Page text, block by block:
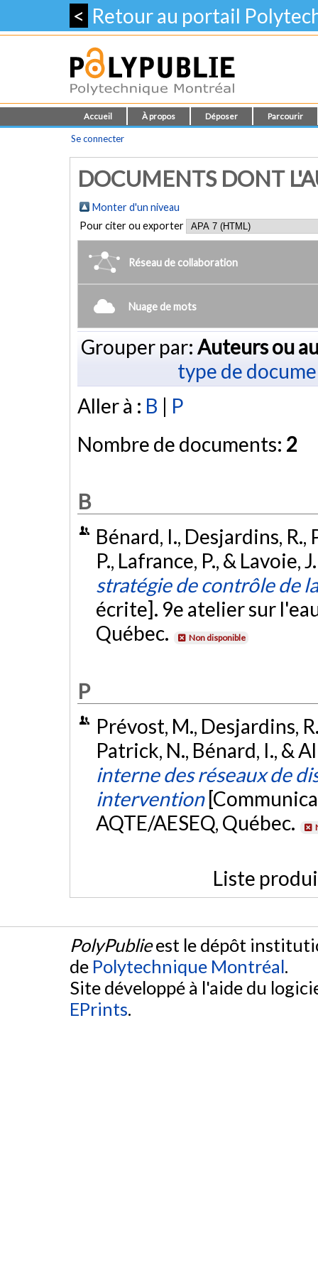
< Retour au portail
Accueil À propos Déposer Parcourir
Se connecter
DOCUMENTS DONT
Monter d'un niveau
Pour citer ou exporter
Réseau de collaboration
Nuage de mots
Grouper par: Auteurs ou
type de
Aller à : B | P
Nombre de documents: 2
B
Bénard, I., Desjardins,
P., Lafrance, P., & Lavoie,
stratégie de contrôle de
écrite]. 9e atelier sur
Québec.
Non disponible
P
Prévost, M., Desjardins,
Patrick, N., Bénard, I., &
interne des réseaux de
intervention
AQTE/AESEQ, Québec.
Liste
PolyPublieest le dépôt
de Polytechnique Montréal.
Site développé à l'aide du
EPrints.